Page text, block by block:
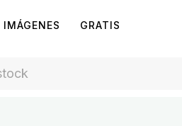
IMÁGENES GRATIS